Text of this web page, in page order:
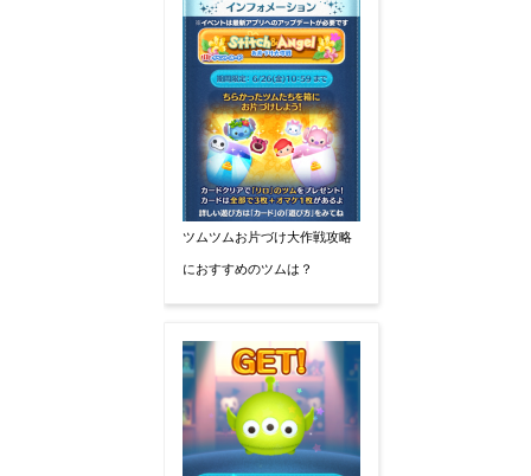
ツムツムお片づけ大作戦攻略
におすすめのツムは？